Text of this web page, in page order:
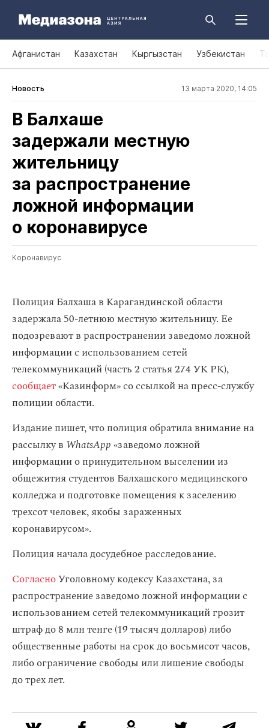
Афганистан Казахстан Кыргызстан Узбекистан
Новость 13 марта 2020, 14:05
В Балхаше
задержали местную
жительницу
за распространение
ложной информации
о коронавирусе
Коронавирус
​Полиция Балхаша в Карагандинской области
задержала 50-летнюю местную жительницу. Ее
подозревают в распространении заведомо ложной
информации с использованием сетей
телекоммуникаций (часть 2 статья 274 УК РК),
сообщает«Казинформ» со ссылкой на пресс-службу
полиции области.
Издание пишет, что полиция обратила внимание на
рассылку в WhatsApp«заведомо ложной
информации о принудительном выселении из
общежития студентов Балхашского медицинского
колледжа и подготовке помещения к заселению
трехсот человек, якобы зараженных
коронавирусом».
Полиция начала досудебное расследование.
СогласноУголовному кодексу Казахстана, за
распространение заведомо ложной информации с
использованием сетей телекоммуникаций грозит
штраф до 8 млн тенге (19 тысяч долларов) либо
общественные работы на срок до восьмисот часов,
либо ограничение свободы или лишение свободы
до трех лет.